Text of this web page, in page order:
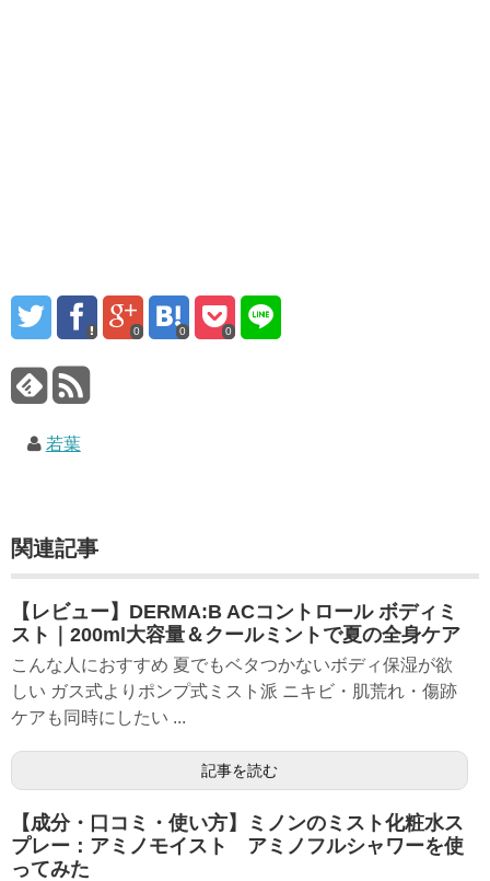
0 0 0
若葉
関連記事
【レビュー】DERMA:B ACコントロール ボディミ
スト｜200ml大容量＆クールミントで夏の全身ケア
こんな人におすすめ 夏でもベタつかないボディ保湿が欲
しい ガス式よりポンプ式ミスト派 ニキビ・肌荒れ・傷跡
ケアも同時にしたい ...
記事を読む
【成分・口コミ・使い方】ミノンのミスト化粧水ス
プレー：アミノモイスト アミノフルシャワーを使
ってみた